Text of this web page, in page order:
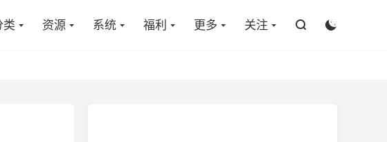
类 资源 系统 福利 更多 关注  